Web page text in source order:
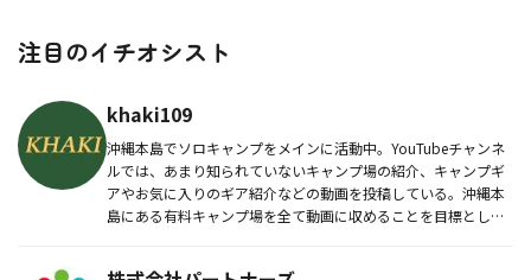
注目のイチオシスト
khaki109
沖縄本島でソロキャンプをメインに活動中。YouTubeチャンネ
ルでは、あまり知られていないキャンプ場の紹介、キャンプギ
アやお気に入りのギア紹介などの動画を投稿している。沖縄本
島にある有料キャンプ場を全て動画に収めることを目標とし、